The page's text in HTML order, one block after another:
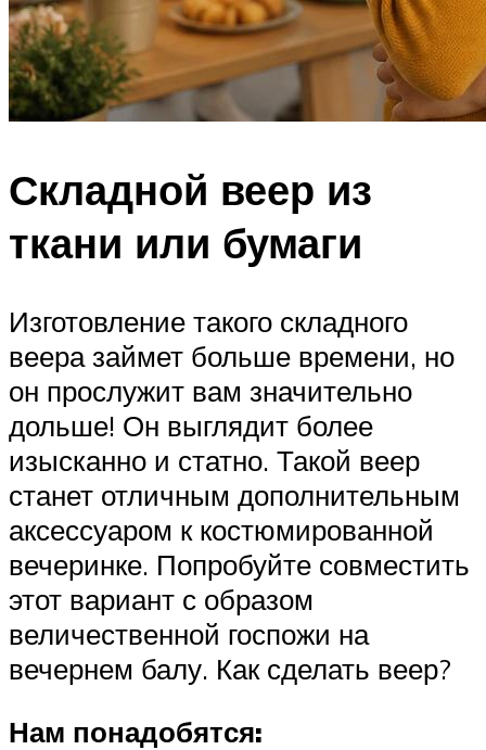
Складной веер из
ткани или бумаги
Изготовление такого складного
веера займет больше времени, но
он прослужит вам значительно
дольше! Он выглядит более
изысканно и статно. Такой веер
станет отличным дополнительным
аксессуаром к костюмированной
вечеринке. Попробуйте совместить
этот вариант с образом
величественной госпожи на
вечернем балу. Как сделать веер?
Нам понадобятся: